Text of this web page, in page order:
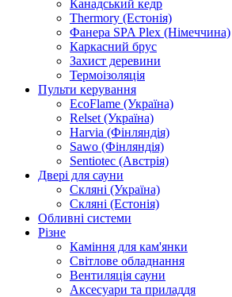
Канадський кедр
Thermory (Естонія)
Фанера SPA Plex (Німеччина)
Каркасний брус
Захист деревини
Термоізоляція
Пульти керування
EcoFlame (Україна)
Relset (Україна)
Harvia (Фінляндія)
Sawo (Фінляндія)
Sentiotec (Австрія)
Двері для сауни
Скляні (Україна)
Скляні (Естонія)
Обливні системи
Різне
Каміння для кам'янки
Світлове обладнання
Вентиляція сауни
Аксесуари та приладдя